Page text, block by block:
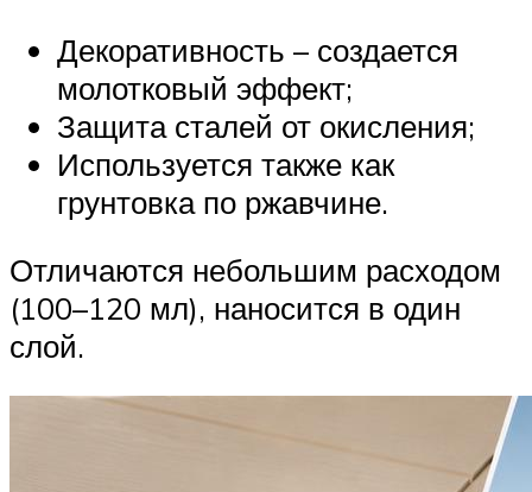
Декоративность – создается
молотковый эффект;
Защита сталей от окисления;
Используется также как
грунтовка по ржавчине.
Отличаются небольшим расходом
(100–120 мл), наносится в один
слой.